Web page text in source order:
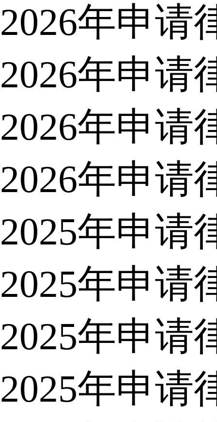
2026年申请
2026年申请
2026年申请
2026年申请
2025年申请
2025年申请
2025年申请
2025年申请